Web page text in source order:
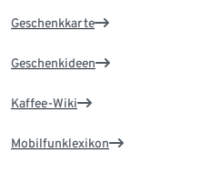
Geschenkkarte
Geschenkideen
Kaffee-Wiki
Mobilfunklexikon